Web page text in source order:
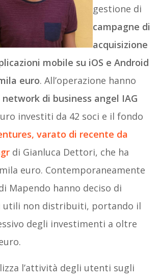
gestione di
campagne di
acquisizione
mobile su iOS e Android
euro. All’operazione hanno
network di business angel IAG
investiti da 42 soci e il fondo
, varato di recente da
di Gianluca Dettori, che ha
euro. Contemporaneamente
Mapendo hanno deciso di
utili non distribuiti, portando il
degli investimenti a oltre
l’attività degli utenti sugli